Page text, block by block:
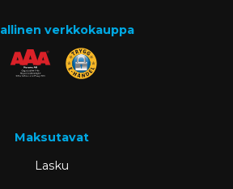
verkkokauppa
Maksutavat
Lasku